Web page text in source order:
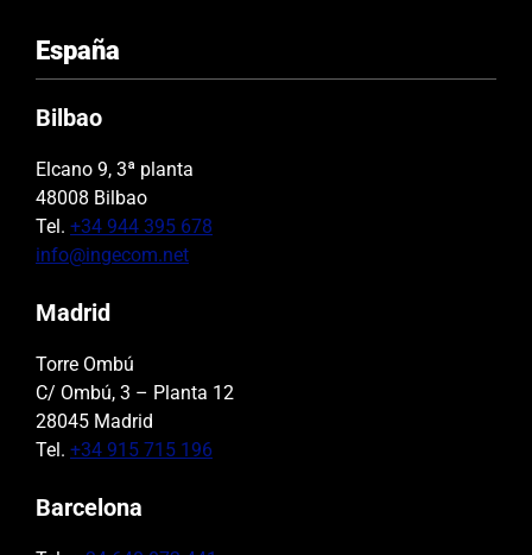
España
Bilbao
Elcano 9, 3ª planta
48008 Bilbao
Tel. +34 944 395 678
info@ingecom.net
Madrid
Torre Ombú
C/ Ombú, 3 – Planta 12
28045 Madrid
Tel. +34 915 715 196
Barcelona